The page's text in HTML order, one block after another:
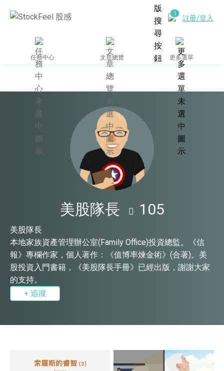
註冊/登入
任務中心 文章總覽 更多選單
美股隊長 105
美股隊長
本地家族資產管理辦公室(Family Office)投資總監。《信
報》專欄作家，個人著作：《值博率煉金術》(合著)。美
股投資入門書籍，《美股隊長手冊》已經出版，謝謝大家
的支持。
+ 追蹤